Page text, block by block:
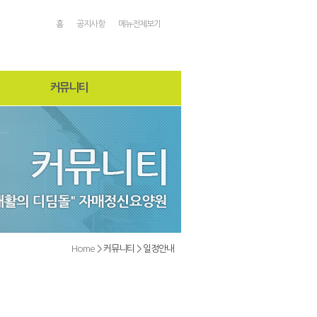
홈 공지사항 메뉴전체보기
커뮤니티
공지사항
자매소식
온라인상담
자유게시판
일정안내
Home > 커뮤니티 > 일정안내